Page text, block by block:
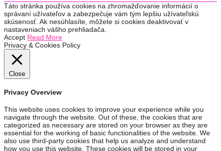
Táto stránka používa cookies na zhromažďovanie informácií o
správaní užívateľov a zabezpečuje vám tým lepšiu užívateľskú
skúsenosť. Ak nesúhlasíte, môžete si cookies deaktivovať v
nastaveniach vášho prehliadača.
Accept Read More
Privacy & Cookies Policy
Close
Privacy Overview
This website uses cookies to improve your experience while you
navigate through the website. Out of these, the cookies that are
categorized as necessary are stored on your browser as they are
essential for the working of basic functionalities of the website. We
also use third-party cookies that help us analyze and understand
how you use this website. These cookies will be stored in your